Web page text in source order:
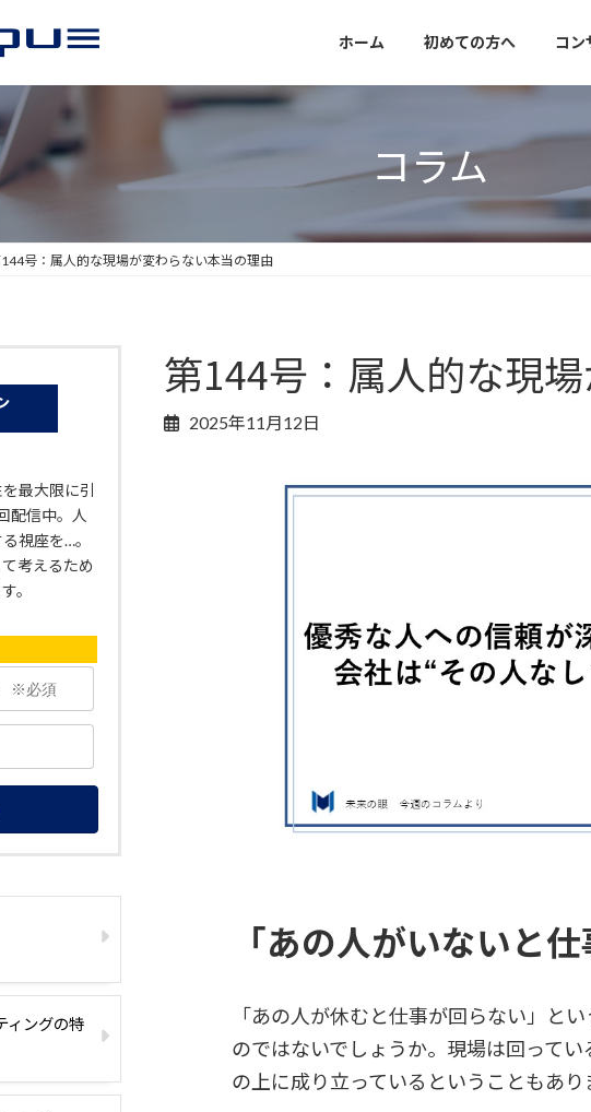
ホーム 初めての方へ コン
コラム
号：属人的な現場が変わらない本当の理由
第144号：属人的な現
2025年11月12日
「あの人がいないと
「あの人が休むと仕事が回らない」と
のではないでしょうか。現場は回って
の上に成り立っているということもあり
最大限に引
配信中。人
視座を…。
考えるため
。
ィングの特